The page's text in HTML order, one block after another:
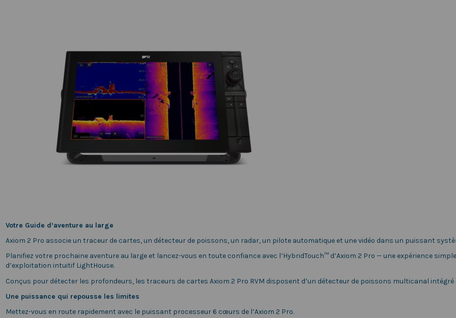
Votre Guide d’aventure au large
Axiom 2 Pro associe un traceur de cartes, un détecteur de poissons, un radar, un pilote automatique et une vidéo dans un puissant
Planifiez votre prochaine aventure au large et lancez-vous en toute confiance avec l’HybridTouch™ d’Axiom 2 Pro — une expérience
d’exploitation intuitif LightHouse.
Conçus pour détecter les profondeurs, les traceurs de cartes Axiom 2 Pro RVM disposent d’un détecteur de poissons multicanal intégré
Une puissance qui repousse les limites
Mettez-vous en route rapidement avec le puissant processeur 6 cœurs de l’Axiom 2 Pro.